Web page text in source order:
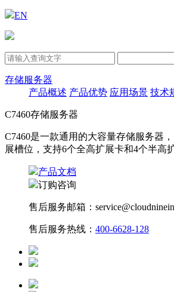
EN
存储服务器
产品概述 产品优势 应用场景 技术
C7460存储服务器
C7460是一款通用的大容量存储服务器
展槽位，支持6个全高扩展卡和4个半高
产品文档
订购咨询
售后服务邮箱：
售后服务热线： 400-6628-128